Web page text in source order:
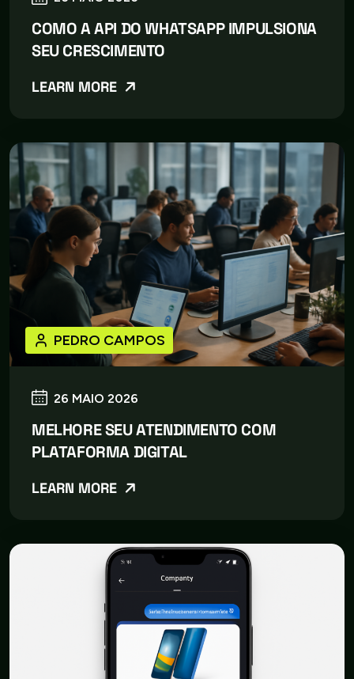
COMO A API DO WHATSAPP IMPULSIONA
SEU CRESCIMENTO
LEARN MORE
26 MAIO 2026
PEDRO CAMPOS
MELHORE SEU ATENDIMENTO COM
PLATAFORMA DIGITAL
LEARN MORE